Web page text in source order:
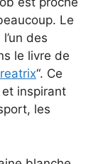
Le
des
le livre de
“. Ce
inspirant
les